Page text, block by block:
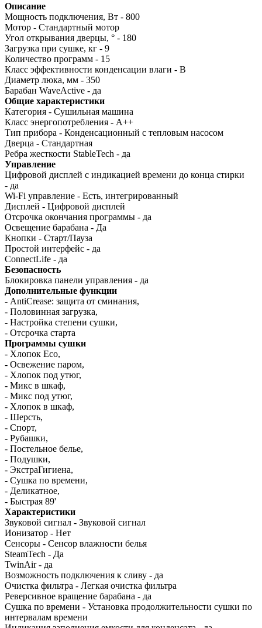
Описание
Мощность подключения, Вт - 800
Mотор - Стандартный мотор
Угол открывания дверцы, ° - 180
Загрузка при сушке, кг - 9
Количество программ - 15
Класс эффективности конденсации влаги - B
Диаметр люка, мм - 350
Барабан WaveActive - да
Общие характеристики
Категория - Сушильная машина
Класс энергопотребления - A++
Тип прибора - Конденсационный с тепловым насосом
Дверца - Стандартная
Ребра жесткости StableTech - да
Управление
Цифровой дисплей с индикацией времени до конца стирки
- да
Wi-Fi управление - Есть, интегрированный
Дисплей - Цифровой дисплей
Отсрочка окончания программы - да
Освещение барабана - Да
Кнопки - Старт/Пауза
Простой интерфейс - да
ConnectLife - да
Безопасность
Блокировка панели управления - да
Дополнительные функции
- AntiCrease: защита от сминания,
- Половинная загрузка,
- Настройка степени сушки,
- Отсрочка старта
Программы сушки
- Хлопок Есо,
- Освежение паром,
- Хлопок под утюг,
- Микс в шкаф,
- Микс под утюг,
- Хлопок в шкаф,
- Шерсть,
- Спорт,
- Рубашки,
- Постельное белье,
- Подушки,
- ЭкстраГигиена,
- Сушка по времени,
- Деликатное,
- Быстрая 89'
Характеристики
Звуковой сигнал - Звуковой сигнал
Ионизатор - Нет
Сенсоры - Сенсор влажности белья
SteamTech - Да
TwinAir - да
Возможность подключения к сливу - да
Oчистка фильтра - Легкая очистка фильтра
Реверсивное вращение барабана - да
Сушка по времени - Установка продолжительности сушки по
интервалам времени